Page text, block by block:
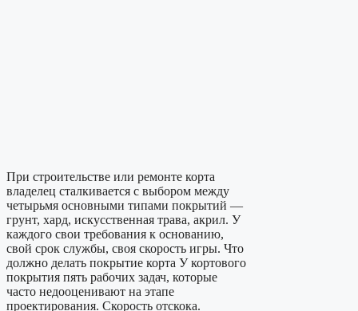
При строительстве или ремонте корта
владелец сталкивается с выбором между
четырьмя основными типами покрытий —
грунт, хард, искусственная трава, акрил. У
каждого свои требования к основанию,
свой срок службы, своя скорость игры. Что
должно делать покрытие корта У кортового
покрытия пять рабочих задач, которые
часто недооценивают на этапе
проектирования. Скорость отскока.